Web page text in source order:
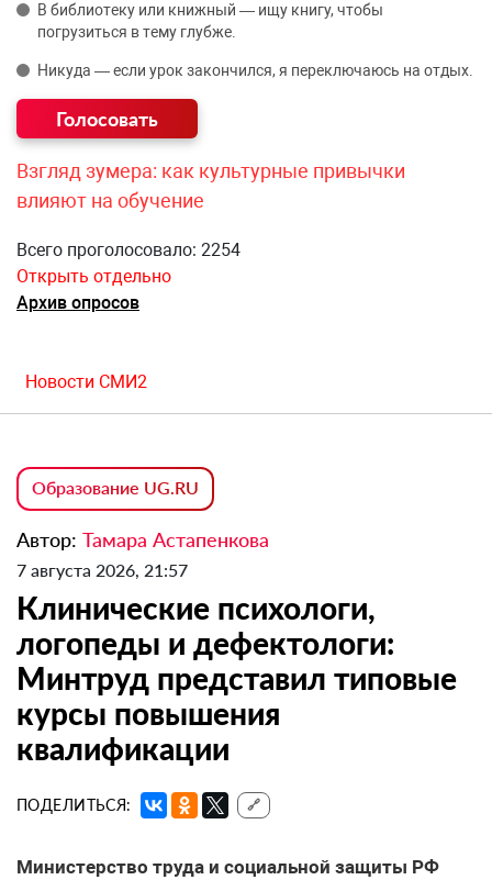
В библиотеку или книжный — ищу книгу, чтобы
погрузиться в тему глубже.
Никуда — если урок закончился, я переключаюсь на отдых.
Взгляд зумера: как культурные привычки
влияют на обучение
Всего проголосовало: 2254
Открыть отдельно
Архив опросов
Новости СМИ2
Образование UG.RU
Автор: Тамара Астапенкова
7 августа 2026, 21:57
Клинические психологи,
логопеды и дефектологи:
Минтруд представил типовые
курсы повышения
квалификации
ПОДЕЛИТЬСЯ: 🔗
Министерство труда и социальной защиты РФ